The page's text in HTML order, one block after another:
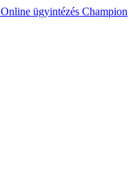
Online ügyintézés Champion